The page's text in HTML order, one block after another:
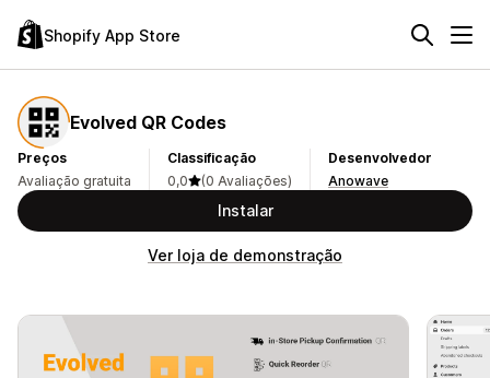
Shopify App Store
Evolved QR Codes
Preços
Avaliação gratuita
Classificação
0,0
(0 Avaliações)
Desenvolvedor
Anowave
Instalar
Ver loja de demonstração